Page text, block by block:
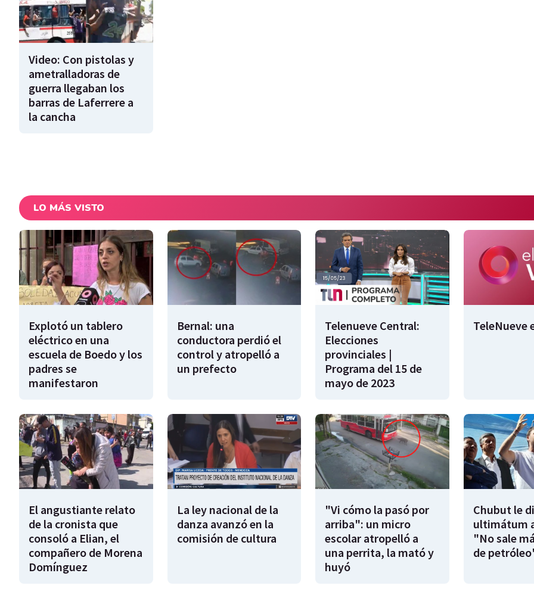
Video: Con pistolas y
ametralladoras de
guerra llegaban los
barras de Laferrere a
la cancha
LO MÁS VISTO
Explotó un tablero
eléctrico en una
escuela de Boedo y los
padres se
manifestaron
Bernal: una
conductora perdió el
control y atropelló a
un prefecto
Telenueve Central:
Elecciones
provinciales |
Programa del 15 de
mayo de 2023
TeleNueve
El angustiante relato
de la cronista que
consoló a Elian, el
compañero de Morena
Domínguez
La ley nacional de la
danza avanzó en la
comisión de cultura
"Vi cómo la pasó por
arriba": un micro
escolar atropelló a
una perrita, la mató y
huyó
Chubut le
ultimátum
"No sale
de